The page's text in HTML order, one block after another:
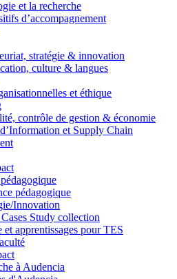
et la recherche
d’accompagnement
stratégie & innovation
culture & langues
et éthique
contrôle de gestion & économie
et Supply Chain
pédagogique
Innovation
Study collection
et apprentissages pour TES
à Audencia